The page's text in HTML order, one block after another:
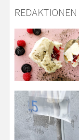
REDAKTIONEN